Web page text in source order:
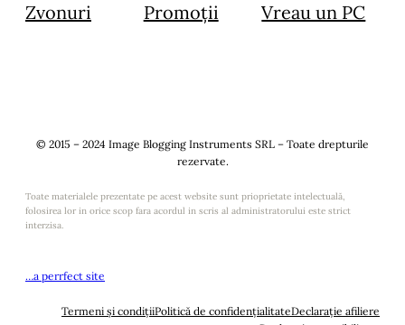
Zvonuri
Promoții
Vreau un PC
© 2015 – 2024 Image Blogging Instruments SRL – Toate drepturile
rezervate.
Toate materialele prezentate pe acest website sunt prioprietate intelectuală,
folosirea lor in orice scop fara acordul in scris al administratorului este strict
interzisa.
…a perrfect site
Termeni și condițiiPolitică de confidențialitateDeclarație afiliere